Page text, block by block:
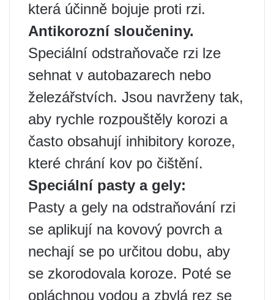
která účinně bojuje proti rzi.
Antikorozní sloučeniny.
Speciální odstraňovače rzi lze
sehnat v autobazarech nebo
železářstvích. Jsou navrženy tak,
aby rychle rozpouštěly korozi a
často obsahují inhibitory koroze,
které chrání kov po čištění.
Speciální pasty a gely:
Pasty a gely na odstraňování rzi
se aplikují na kovový povrch a
nechají se po určitou dobu, aby
se zkorodovala koroze. Poté se
opláchnou vodou a zbylá rez se